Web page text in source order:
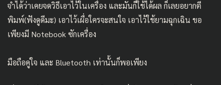
จำได้ว่าเคยจดวิธีเอาไว้ในเครื่อง และมันก็ใช้ได้ผล ก็เลยอยากตี
พิมพ์(ฟังดูดีมะ) เอาไว้เผื่อใครจะสนใจ เอาไว้ใช้ยามฉุกเฉิน ขอ
เพียงมี Notebook ซักเครื่อง
มือถือคู่ใจ และ Bluetooth เท่านั้นก็พอเพียง